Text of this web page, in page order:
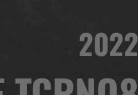
2022